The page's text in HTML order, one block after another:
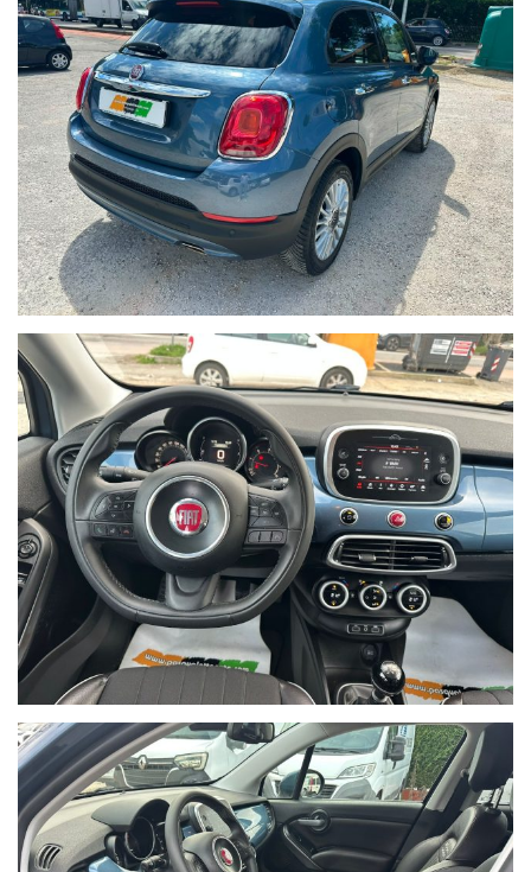
CORPO VETTURA
fuoristrada/SUV 5 porte - 5 porte - 5 posti - Serbatoio da 48 litri -
Tipo Veicolo: Fuoristrada/SUV
TRASMISSIONE
Trazione Anteriore - Cambio meccanico a 5 rapporti
DIMENSIONI E MASSA
Passo 2,570 m - Lunghezza 4,248 m - Larghezza 1,796 m -
Altezza 1,600 mTara 1395 kg , a pieno carico 0 - 1880 kg,
rimorchiabile 1000 kgCapacità bagaglio 1: 350 dm3, 2: 650 dm3,
3: 1000 dm3
PRESTAZIONI
Velocità massima 172 km/h - Accelerazione da 0-100 km/h 12,9
secConsumo CE 93/116: Urbano 4,6 l/100km (21,74 km/l),
Extraurbano 3,8 l/100km (26,32 km/l), Misto 4,1 l/100km (24,39
km/l)Emissioni di CO2 NEDC: Urbano 0,0 g/km, Extraurbano 0,0
g/km, Misto 107,0 g/km